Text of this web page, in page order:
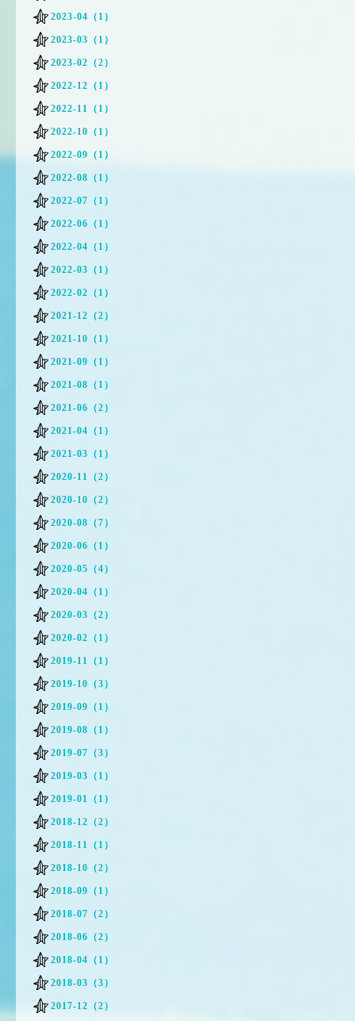
2023-04（1）
2023-03（1）
2023-02（2）
2022-12（1）
2022-11（1）
2022-10（1）
2022-09（1）
2022-08（1）
2022-07（1）
2022-06（1）
2022-04（1）
2022-03（1）
2022-02（1）
2021-12（2）
2021-10（1）
2021-09（1）
2021-08（1）
2021-06（2）
2021-04（1）
2021-03（1）
2020-11（2）
2020-10（2）
2020-08（7）
2020-06（1）
2020-05（4）
2020-04（1）
2020-03（2）
2020-02（1）
2019-11（1）
2019-10（3）
2019-09（1）
2019-08（1）
2019-07（3）
2019-03（1）
2019-01（1）
2018-12（2）
2018-11（1）
2018-10（2）
2018-09（1）
2018-07（2）
2018-06（2）
2018-04（1）
2018-03（3）
2017-12（2）